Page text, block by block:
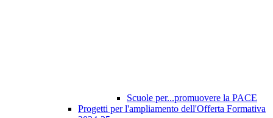
Scuole per...promuovere la PACE
Progetti per l'ampliamento dell'Offerta Formativa